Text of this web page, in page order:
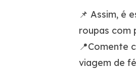
📌 Assim, é
roupas com
📍Comente
viagem de